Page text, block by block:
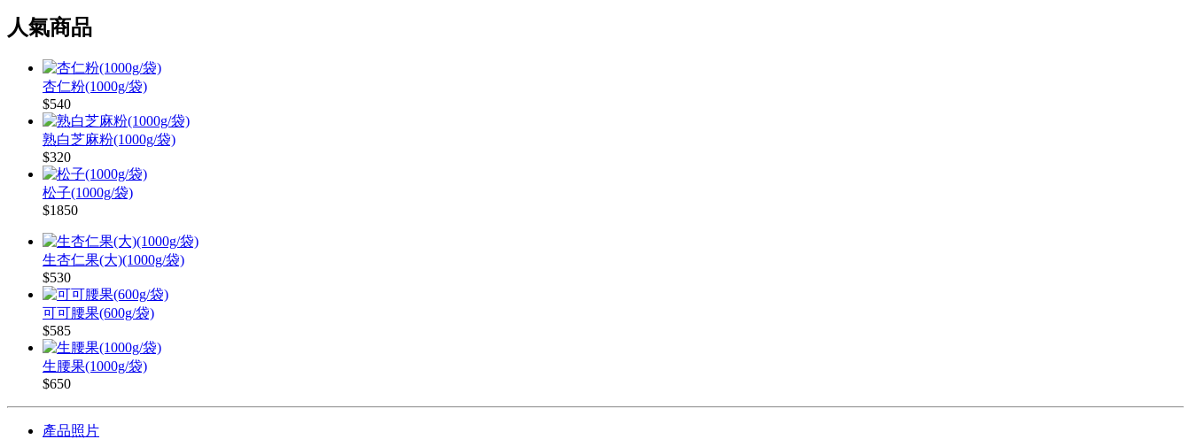
人氣商品
杏仁粉(1000g/袋)
$540
熟白芝麻粉(1000g/袋)
$320
松子(1000g/袋)
$1850
生杏仁果(大)(1000g/袋)
$530
可可腰果(600g/袋)
$585
生腰果(1000g/袋)
$650
產品照片